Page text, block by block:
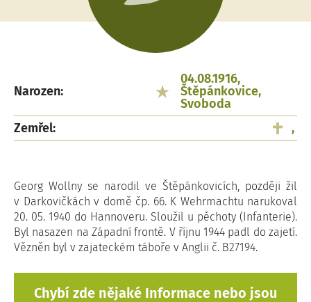
Narozen:
04.08.1916,
Štěpánkovice,
Svoboda
Zemřel:
,
Georg Wollny se narodil ve Štěpánkovicích, později žil
v Darkovičkách v domě čp. 66. K Wehrmachtu narukoval
20. 05. 1940 do Hannoveru. Sloužil u pěchoty (Infanterie).
Byl nasazen na Západní frontě. V říjnu 1944 padl do zajetí.
Vězněn byl v zajateckém táboře v Anglii č. B27194.
Chybí zde nějaké Informace nebo jsou